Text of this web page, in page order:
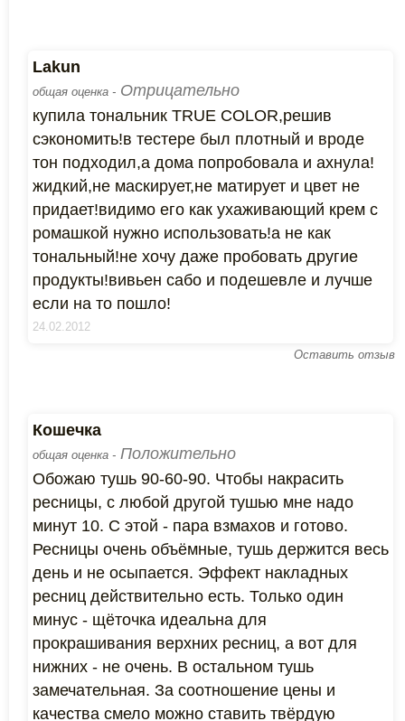
Lakun
общая оценка - Отрицательно
купила тональник TRUE COLOR,решив
сэкономить!в тестере был плотный и вроде
тон подходил,а дома попробовала и ахнула!
жидкий,не маскирует,не матирует и цвет не
придает!видимо его как ухаживающий крем с
ромашкой нужно использовать!а не как
тональный!не хочу даже пробовать другие
продукты!вивьен сабо и подешевле и лучше
если на то пошло!
24.02.2012
Оставить отзыв
Кошечка
общая оценка - Положительно
Обожаю тушь 90-60-90. Чтобы накрасить
ресницы, с любой другой тушью мне надо
минут 10. С этой - пара взмахов и готово.
Ресницы очень объёмные, тушь держится весь
день и не осыпается. Эффект накладных
ресниц действительно есть. Только один
минус - щёточка идеальна для
прокрашивания верхних ресниц, а вот для
нижних - не очень. В остальном тушь
замечательная. За соотношение цены и
качества смело можно ставить твёрдую